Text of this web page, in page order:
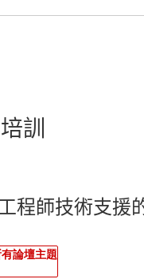
訓
程師技術支援
論壇主題